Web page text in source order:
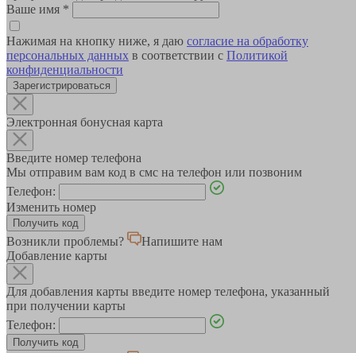
Ваше имя *
Нажимая на кнопку ниже, я даю согласие на обработку
персональных данных в соответствии с Политикой
конфиденциальности
Зарегистрироваться
Электронная бонусная карта
Введите номер телефона
Мы отправим вам код в смс на телефон или позвоним
Телефон:
Изменить номер
Возникли проблемы?
Напишите нам
Добавление карты
Для добавления карты введите номер телефона, указанный
при получении карты
Телефон: